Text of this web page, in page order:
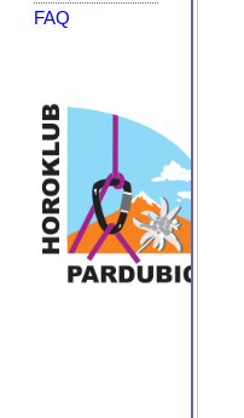
FAQ